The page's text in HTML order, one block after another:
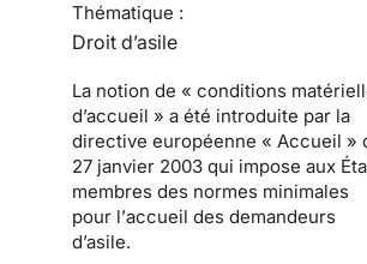
Thématique :
Droit d’asile
La notion de « conditions
d’accueil » a été introduite par la
directive européenne « Accueil »
27 janvier 2003 qui impose aux
membres des normes minimales
pour l’accueil des demandeurs
d’asile.